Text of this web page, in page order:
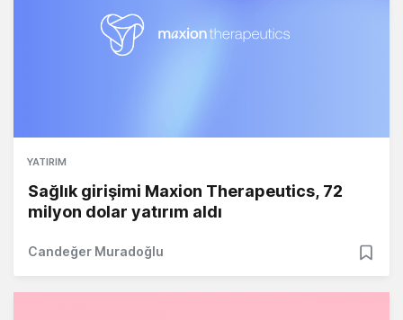
YATIRIM
Sağlık girişimi Maxion Therapeutics, 72
milyon dolar yatırım aldı
Candeğer Muradoğlu